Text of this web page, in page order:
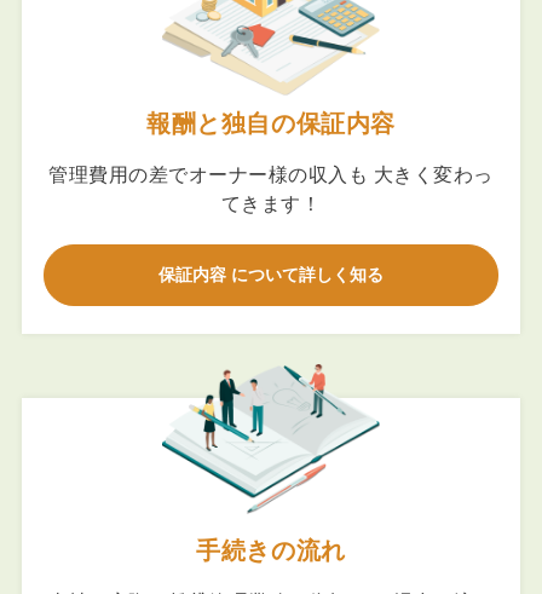
報酬と独自の保証内容
管理費用の差でオーナー様の収入も 大きく変わっ
てきます！
保証内容 について詳しく知る
手続きの流れ